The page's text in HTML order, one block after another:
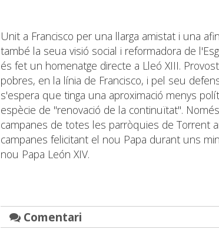
Unit a Francisco per una llarga amistat i una
també la seua visió social i reformadora de
és fet un homenatge directe a Lleó XIII.
pobres, en la línia de Francisco, i pel seu
s'espera que tinga una aproximació menys
espècie de "renovació de la continuïtat".
campanes de totes les parròquies de Torrent
campanes felicitant el nou Papa durant uns
nou Papa León XIV.
Comentari